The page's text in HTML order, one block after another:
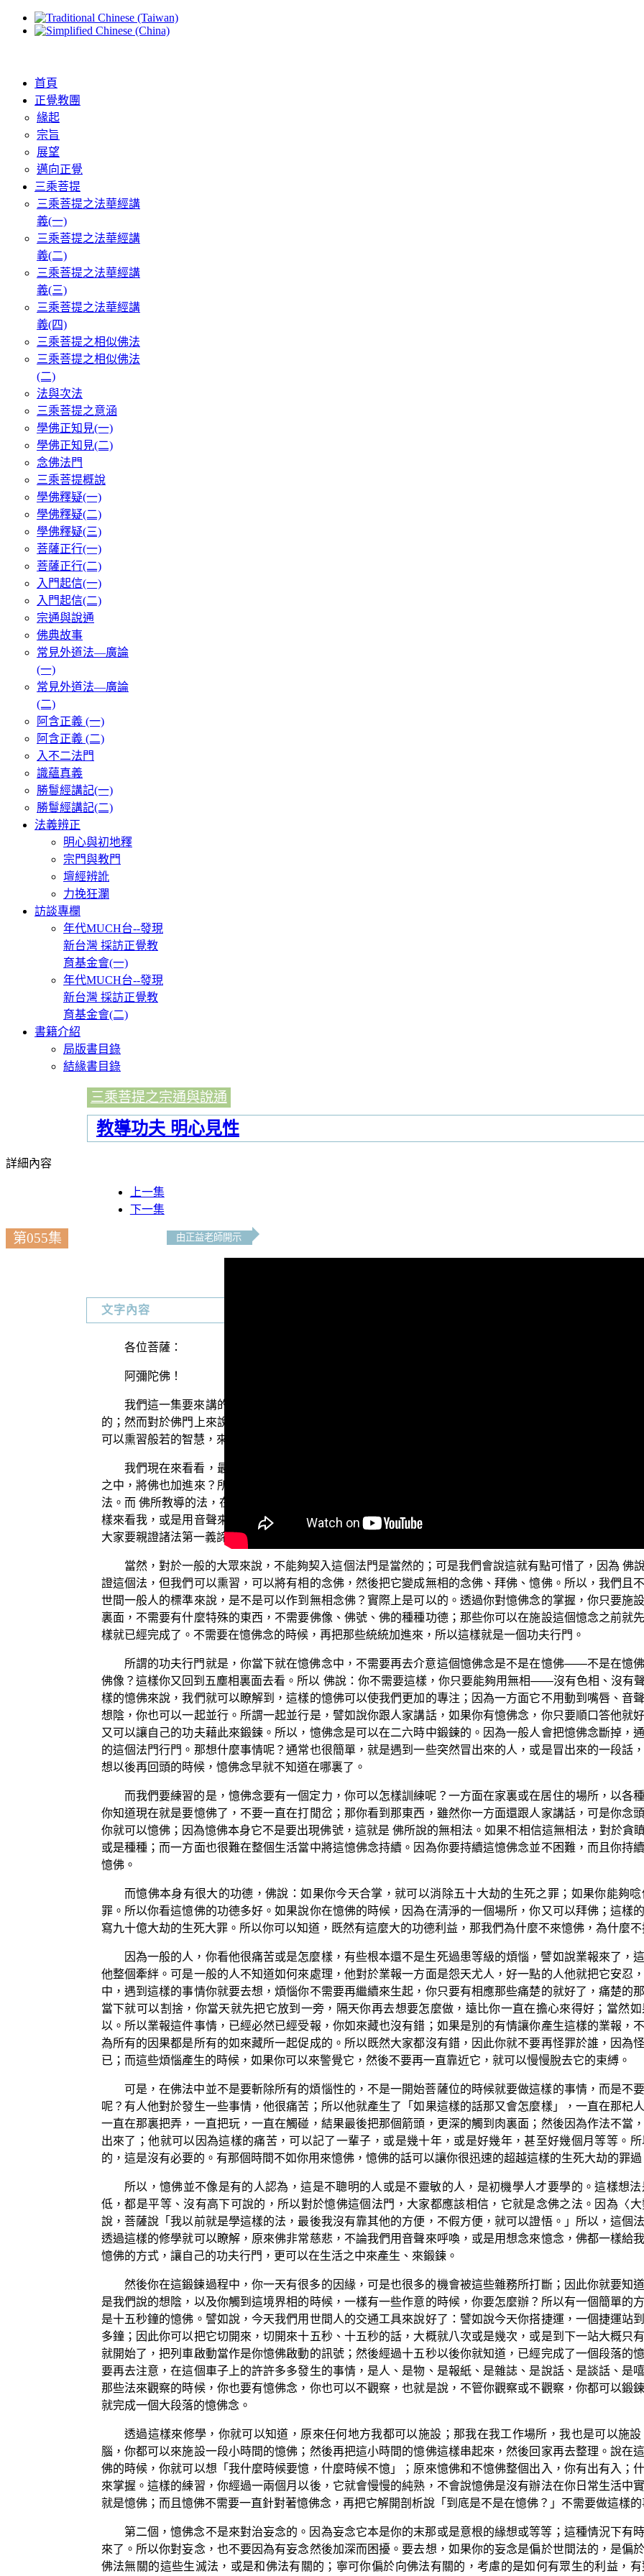
首頁
正覺教團
緣起
宗旨
展望
邁向正覺
三乘菩提
三乘菩提之法華經講
義(一)
三乘菩提之法華經講
義(二)
三乘菩提之法華經講
義(三)
三乘菩提之法華經講
義(四)
三乘菩提之相似佛法
三乘菩提之相似佛法
(二)
法與次法
三乘菩提之意涵
學佛正知見(一)
學佛正知見(二)
念佛法門
三乘菩提概說
學佛釋疑(一)
學佛釋疑(二)
學佛釋疑(三)
菩薩正行(一)
菩薩正行(二)
入門起信(一)
入門起信(二)
宗通與說通
佛典故事
常見外道法—廣論
(一)
常見外道法—廣論
(二)
阿含正義 (一)
阿含正義 (二)
入不二法門
識蘊真義
勝鬘經講記(一)
勝鬘經講記(二)
法義辨正
明心與初地釋
宗門與教門
壇經辨訛
力挽狂瀾
訪談專欄
年代MUCH台--發現
新台灣 採訪正覺教
育基金會(一)
年代MUCH台--發現
新台灣 採訪正覺教
育基金會(二)
書籍介紹
局版書目錄
結緣書目錄
三乘菩提之宗通與說通
教導功夫 明心見性
詳細內容
上一集
下一集
第055集 由正益老師開示
文字內容
各位菩薩：
阿彌陀佛！
我們這一集要來講的是，如何教導大眾這功夫行門，這行門上如何能夠引發明心見性的因緣。因為對
的；然而對於佛門上來說，並不是如此。甚至佛門上來說，你可以在很短的劫數裏面，修集你所需要的福
可以熏習般若的智慧，來根據般若智慧最後來親證。
我們現在來看看，最好的功夫行門是什麼？就是不離開三寶。什麼是最大的福田？最大的福田就是佛
之中，將佛也加進來？所以我們就說，要念佛、要禮佛、要拜佛。所謂的行門，就是不離開佛，所以我們
法。而 佛所教導的法，在《金剛經》裏說「若以色見我，以音聲求我」，什麼意思呢？就是說，「你用佛
樣來看我，或是用音聲來求我；音聲來求我的時候，就是你唸誦佛號等等」；「是人行邪道，不能見如來
大家要親證諸法第一義諦，甚至是以諸法第一義諦的轉依心這樣來理解什麼叫作念佛、念法、念僧。
當然，對於一般的大眾來說，不能夠契入這個法門是當然的；可是我們會說這就有點可惜了，因為 佛
證這個法，但我們可以熏習，可以將有相的念佛，然後把它變成無相的念佛、拜佛、憶佛。所以，我們且
世間一般人的標準來說，是不是可以作到無相念佛？實際上是可以的。透過你對憶佛念的掌握，你只要施
裏面，不需要有什麼特殊的東西，不需要佛像、佛號、佛的種種功德；那些你可以在施設這個憶念之前就
樣就已經完成了。不需要在憶佛念的時候，再把那些統統加進來，所以這樣就是一個功夫行門。
所謂的功夫行門就是，你當下就在憶佛念中，不需要再去介意這個憶佛念是不是在憶佛——不是在憶
佛像？這樣你又回到五塵相裏面去看。所以 佛說：你不需要這樣，你只要能夠用無相——沒有色相、沒有
樣的憶佛來說，我們就可以瞭解到，這樣的憶佛可以使我們更加的專注；因為一方面它不用動到嘴唇、音
想陰，你也可以一起並行。所謂一起並行是，譬如說你跟人家講話，如果你有憶佛念，你只要順口答他就
又可以讓自己的功夫藉此來鍛鍊。所以，憶佛念是可以在二六時中鍛鍊的。因為一般人會把憶佛念斷掉，
的這個法門行門。那想什麼事情呢？通常也很簡單，就是遇到一些突然冒出來的人，或是冒出來的一段話
想以後再回頭的時候，憶佛念早就不知道在哪裏了。
而我們要練習的是，憶佛念要有一個定力，你可以怎樣訓練呢？一方面在家裏或在居住的場所，以各
你知道現在就是要憶佛了，不要一直在打閒岔；那你看到那東西，雖然你一方面還跟人家講話，可是你念
你就可以憶佛；因為憶佛本身它不是要出現佛號，這就是 佛所說的無相法。如果不相信這無相法，對於貪
或是種種；而一方面也很難在整個生活當中將這憶佛念持續。因為你要持續這憶佛念並不困難，而且你持
憶佛。
而憶佛本身有很大的功德，佛說：如果你今天合掌，就可以消除五十大劫的生死之罪；如果你能夠
罪。所以你看這憶佛的功德多好。如果說你在憶佛的時候，因為在清淨的一個場所，你又可以拜佛；這樣
寫九十億大劫的生死大罪。所以你可以知道，既然有這麼大的功德利益，那我們為什麼不來憶佛，為什麼
因為一般的人，你看他很痛苦或是怎麼樣，有些根本還不是生死過患等級的煩惱，譬如說業報來了，
他整個牽絆。可是一般的人不知道如何來處理，他對於業報一方面是怨天尤人，好一點的人他就把它安忍
中，遇到這樣的事情你就要去想，煩惱你不需要再繼續來生起，你只要有相應那些痛楚的就好了，痛楚的
當下就可以割捨，你當天就先把它放到一旁，隔天你再去想要怎麼做，遠比你一直在擔心來得好；當然
以。所以業報這件事情，已經必然已經受報，你如來藏也沒有錯；如果是別的有情讓你產生這樣的業報，
為所有的因果都是所有的如來藏所一起促成的。所以既然大家都沒有錯，因此你就不要再怪罪於誰，因為
已；而這些煩惱產生的時候，如果你可以來警覺它，然後不要再一直靠近它，就可以慢慢脫去它的束縛。
可是，在佛法中並不是要斬除所有的煩惱性的，不是一開始菩薩位的時候就要做這樣的事情，而是不
呢？有人他對於發生一些事情，他很痛苦；所以他就產生了「如果這樣的話那又會怎麼樣」，一直在那杞
一直在那裏把弄，一直把玩，一直在觸碰，結果最後把那個箭頭，更深的觸到肉裏面；然後因為作法不當
出來了；他就可以因為這樣的痛苦，可以記了一輩子，或是幾十年，或是好幾年，甚至好幾個月等等。
的，這是沒有必要的。有那個時間不如你用來憶佛，憶佛的話可以讓你很迅速的超越這樣的生死大劫的罪過
所以，憶佛並不像是有的人認為，這是不聰明的人或是不靈敏的人，是初機學人才要學的。這樣想
低，都是平等、沒有高下可說的，所以對於憶佛這個法門，大家都應該相信，它就是念佛之法。因為〈
說，菩薩說「我以前就是學這樣的法，最後我沒有靠其他的方便，不假方便，就可以證悟。」所以，這個
透過這樣的修學就可以瞭解，原來佛非常慈悲，不論我們用音聲來呼喚，或是用想念來憶念，佛都一樣給
憶佛的方式，讓自己的功夫行門，更可以在生活之中來產生、來鍛鍊。
然後你在這鍛鍊過程中，你一天有很多的因緣，可是也很多的機會被這些雜務所打斷；因此你就要
是我們說的想陰，以及你觸到這境界相的時候，一樣有一些作意的時候，你要怎麼辦？所以有一個簡單的
是十五秒鐘的憶佛。譬如說，今天我們用世間人的交通工具來說好了：譬如說今天你搭捷運，一個捷運站
多鐘；因此你可以把它切開來，切開來十五秒、十五秒的話，大概就八次或是幾次，或是到下一站大概只
就開始了，把列車啟動當作是你憶佛啟動的訊號；然後經過十五秒以後你就知道，已經完成了一個段落的
要再去注意，在這個車子上的許許多多發生的事情，是人、是物、是報紙、是雜誌、是說話、是談話、是
那些法來觀察的時候，你也要有憶佛念，你也可以不觀察，也就是說，不管你觀察或不觀察，你都可以鍛
就完成一個大段落的憶佛念。
透過這樣來修學，你就可以知道，原來任何地方我都可以施設；那我在我工作場所，我也是可以施
腦，你都可以來施設一段小時間的憶佛；然後再把這小時間的憶佛這樣串起來，然後回家再去整理。說在
佛的時候，你就可以想「我什麼時候要憶，什麼時候不憶」；原來憶佛和不憶佛整個出入，你有出有入；
來掌握。這樣的練習，你經過一兩個月以後，它就會慢慢的純熟，不會說憶佛是沒有辦法在你日常生活中
就是憶佛；而且憶佛不需要一直針對著憶佛念，再把它解開剖析說「到底是不是在憶佛？」不需要做這樣的
第二個，憶佛念不是來對治妄念的。因為妄念它本是你的末那或是意根的緣想或等等；這種情況下有
來了。所以你對妄念，也不要因為有妄念然後加深而困擾。要去想，如果你的妄念是偏於世間法的，是偏
佛法無關的這些生滅法，或是和佛法有關的；寧可你偏於向佛法有關的，考慮的是如何有眾生的利益，